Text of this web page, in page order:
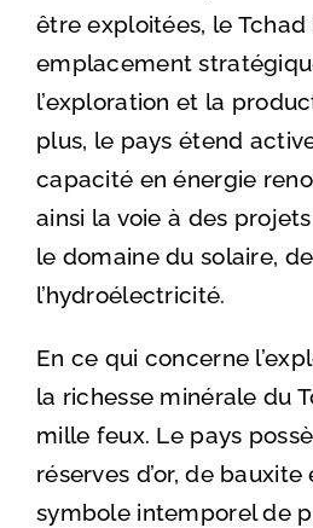
être exploitées, le Tchad
emplacement
l’exploration et la
plus, le pays étend
capacité en énergie
ainsi la voie à des
le domaine du solaire,
l’hydroélectricité.
En ce qui concerne
la richesse minérale du
mille feux. Le pays
réserves d’or, de bauxite
symbole intemporel de